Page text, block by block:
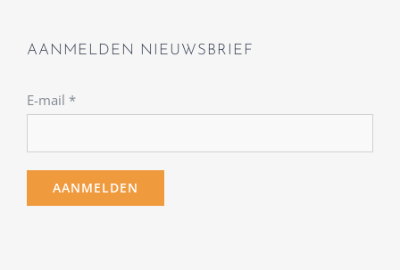
AANMELDEN NIEUWSBRIEF
E-mail *